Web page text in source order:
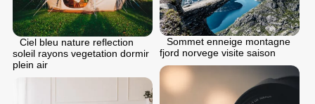
Ciel bleu nature reflection
soleil rayons vegetation dormir
plein air
Sommet enneige montagne
fjord norvege visite saison